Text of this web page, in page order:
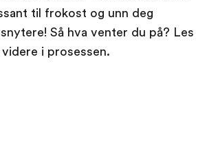
til frokost og unn deg
Så hva venter du på? Les
i prosessen.